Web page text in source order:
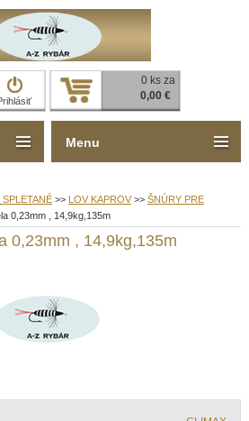
0 ks za
0,00 €
>> LOV KAPROV >> ŠNÚRY PRE
0,23mm , 14,9kg,135m
0,23mm , 14,9kg,135m
Menu